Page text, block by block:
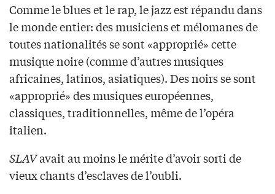
Comme le blues et le rap, le jazz est répandu dans
le monde entier: des musiciens et mélomanes de
toutes nationalités se sont «approprié» cette
musique noire (comme d’autres musiques
africaines, latinos, asiatiques). Des noirs se sont
«approprié» des musiques européennes,
classiques, traditionnelles, même de l’opéra
italien.
SLAVavait au moins le mérite d’avoir sorti de
vieux chants d’esclaves de l’oubli.